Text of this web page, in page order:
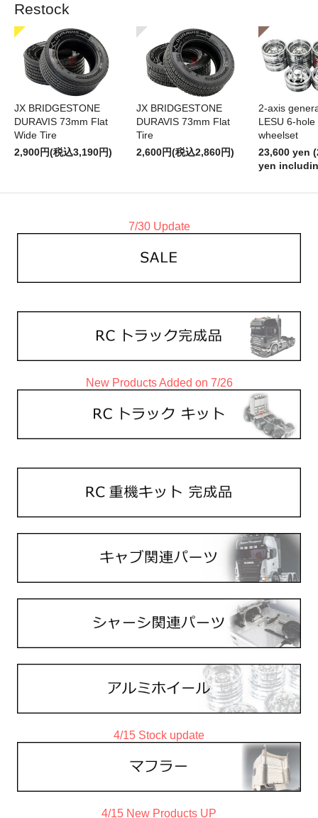
Restock
JX BRIDGESTONE
DURAVIS 73mm Flat
Wide Tire
2,900円(税込3,190円)
JX BRIDGESTONE
DURAVIS 73mm Flat
Tire
2,600円(税込2,860円)
2-axis
LESU 6-
wheelset
23,600 yen
yen
7/30 Update
New Products Added on 7/26
4/15 Stock update
4/15 New Products UP